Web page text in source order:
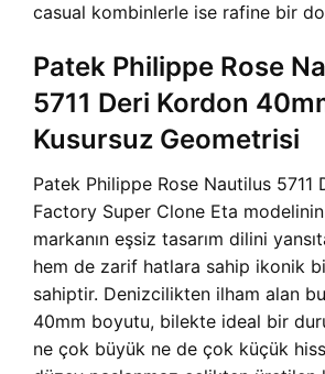
casual kombinlerle ise rafine bir
Patek Philippe Rose
5711 Deri Kordon
Kusursuz Geometrisi
Patek Philippe Rose Nautilus 5711
Factory Super Clone Eta modelinin
markanın eşsiz tasarım dilini
hem de zarif hatlara sahip ikonik
sahiptir. Denizcilikten ilham alan
40mm boyutu, bilekte ideal bir
ne çok büyük ne de çok küçük